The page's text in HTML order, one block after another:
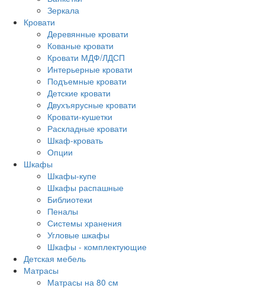
Зеркала
Кровати
Деревянные кровати
Кованые кровати
Кровати МДФ/ЛДСП
Интерьерные кровати
Подъемные кровати
Детские кровати
Двухъярусные кровати
Кровати-кушетки
Раскладные кровати
Шкаф-кровать
Опции
Шкафы
Шкафы-купе
Шкафы распашные
Библиотеки
Пеналы
Системы хранения
Угловые шкафы
Шкафы - комплектующие
Детская мебель
Матрасы
Матрасы на 80 см